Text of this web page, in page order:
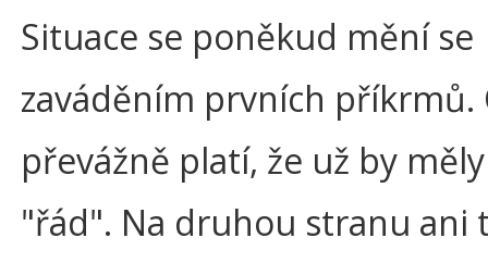
Situace se poněkud mění se
zaváděním prvních příkrmů.
převážně platí, že už by
"řád". Na druhou stranu ani